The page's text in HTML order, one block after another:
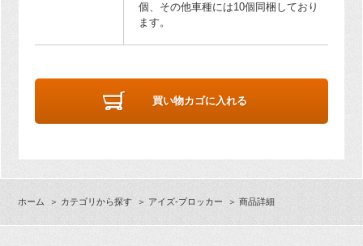
個、その他車種には10個同梱しており
ます。
買い物カゴに入れる
ホーム ＞ カテゴリから探す ＞ アイズ-ブロッカー ＞ 商品詳細